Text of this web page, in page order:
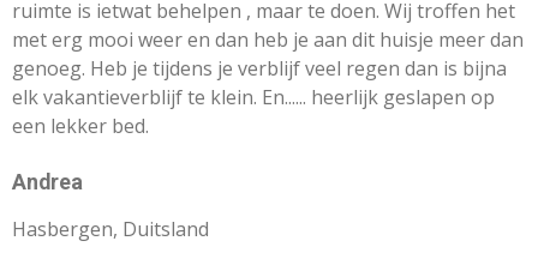
ruimte is ietwat behelpen , maar te doen. Wij troffen het
met erg mooi weer en dan heb je aan dit huisje meer dan
genoeg. Heb je tijdens je verblijf veel regen dan is bijna
elk vakantieverblijf te klein. En...... heerlijk geslapen op
een lekker bed.
Andrea
Hasbergen, Duitsland